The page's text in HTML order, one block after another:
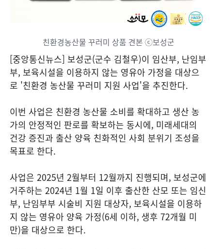
친환경농산물 꾸러미 상품 견본 ⓒ보성군
[중앙통신뉴스] 보성군(군수 김철우)이 임산부, 난임부
부, 보육시설을 이용하지 않는 영유아 가정을 대상으
로 '친환경 농산물 꾸러미 지원 사업'을 추진한다.
이번 사업은 친환경 농산물 소비를 확대하고 생산 농
가의 안정적인 판로를 확보하는 동시에, 미래세대의
건강 증진과 출산 양육 친화적인 사회 분위기 조성을
목표로 한다.
사업은 2025년 2월부터 12월까지 진행되며, 보성군에
거주하는 2024년 1월 1일 이후 출산한 산모 또는 임신
부, 난임부부 시술비 지원 대상자, 보육시설을 이용하
지 않는 영유아 양육 가정(6세 이하, 생후 72개월 미
만)을 대상으로 한다.